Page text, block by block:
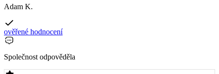
Adam K.
ověřené hodnocení
Společnost odpověděla